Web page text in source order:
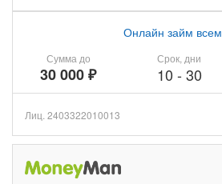
Сумма до
30 000 ₽
Онлайн займ всем
Срок, дни
10 - 30
Лиц. 2403322010013